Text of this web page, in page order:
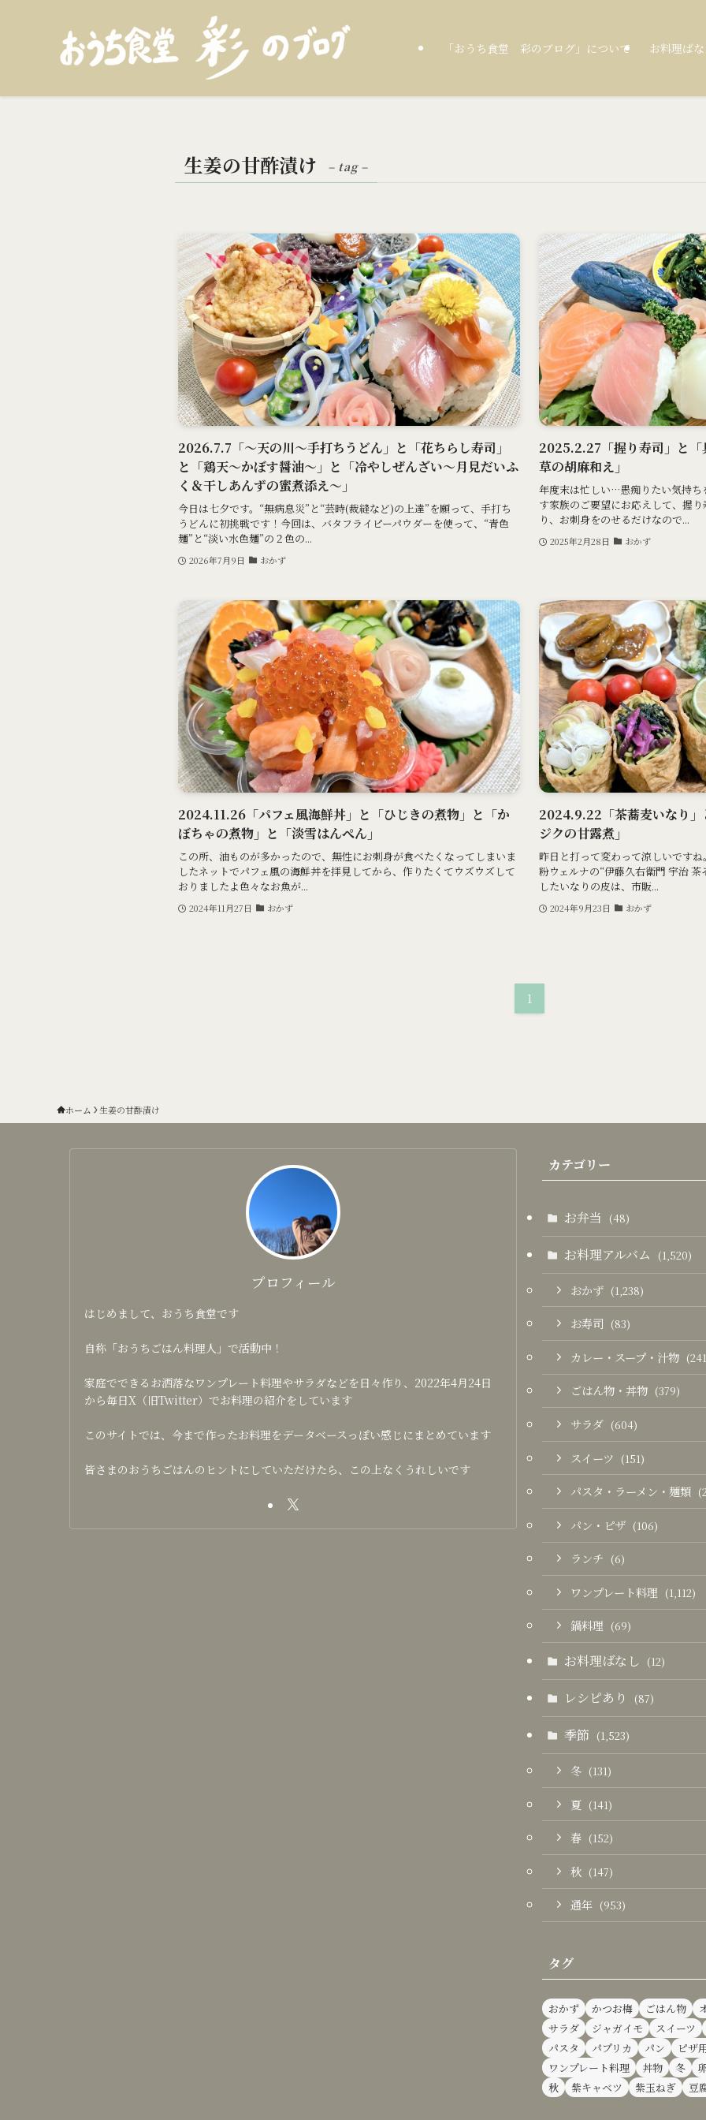
「おうち食堂 彩のブログ」について お料理ば
生姜の甘酢漬け – tag –
2026.7.7「～天の川～手打ちうどん」と「花ちらし寿司」
と「鶏天～かぼす醤油～」と「冷やしぜんざい～月見だいふ
く＆干しあんずの蜜煮添え～」
今日は七夕です。“無病息災”と“芸時(裁縫など)の上達”を願って、手打ち
うどんに初挑戦です！今回は、バタフライピーパウダーを使って、“青色
麺”と“淡い水色麺”の２色の...
2026年7月9日 おかず
2025.2.27「握り寿司」と
草の胡麻和え」
年度末は忙しい…愚痴りたい気持ち
す家族のご要望にお応えして、握
り、お刺身をのせるだけなので...
2025年2月28日 おかず
2024.11.26「パフェ風海鮮丼」と「ひじきの煮物」と「か
ぼちゃの煮物」と「淡雪はんぺん」
この所、油ものが多かったので、無性にお刺身が食べたくなってしまいま
したネットでパフェ風の海鮮丼を拝見してから、作りたくてウズウズして
おりましたよ色々なお魚が...
2024年11月27日 おかず
2024.9.22「茶蕎麦いなり
ジクの甘露煮」
昨日と打って変わって涼しいです
粉ウェルナの“伊藤久右衛門 宇治
したいなりの皮は、市販...
2024年9月23日 おかず
1
ホーム 生姜の甘酢漬け
プロフィール
はじめまして、おうち食堂です
自称「おうちごはん料理人」で活動中！
家庭でできるお洒落なワンプレート料理やサラダなどを日々作り、2022年4月24日
から毎日X（旧Twitter）でお料理の紹介をしています
このサイトでは、今まで作ったお料理をデータベースっぽい感じにまとめています
皆さまのおうちごはんのヒントにしていただけたら、この上なくうれしいです
カテゴリー
お弁当 (48)
お料理アルバム (1,520)
おかず (1,238)
お寿司 (83)
カレー・スープ・汁物
ごはん物・丼物 (379)
サラダ (604)
スイーツ (151)
パスタ・ラーメン・麺類
パン・ピザ (106)
ランチ (6)
ワンプレート料理 (1,112)
鍋料理 (69)
お料理ばなし (12)
レシピあり (87)
季節 (1,523)
冬 (131)
夏 (141)
春 (152)
秋 (147)
通年 (953)
タグ
おかず かつお梅 ごはん物
サラダ
ジャガイモ
スイーツ
パスタ
パプリカ パン
ピザ
ワンプレート料理
丼物 冬
秋
紫キャベツ 紫玉ねぎ 豆